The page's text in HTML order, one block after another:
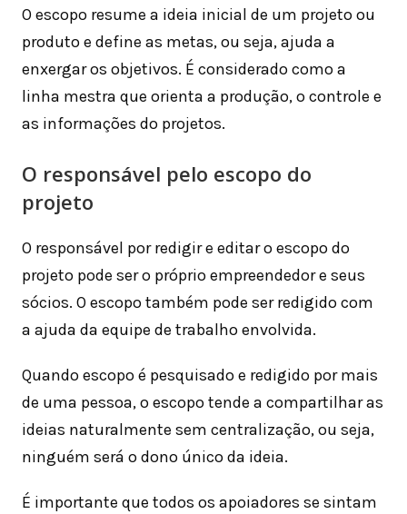
O escopo resume a ideia inicial de um projeto ou
produto e define as metas, ou seja, ajuda a
enxergar os objetivos. É considerado como a
linha mestra que orienta a produção, o controle e
as informações do projetos.
O responsável pelo escopo do
projeto
O responsável por redigir e editar o escopo do
projeto pode ser o próprio empreendedor e seus
sócios. O escopo também pode ser redigido com
a ajuda da equipe de trabalho envolvida.
Quando escopo é pesquisado e redigido por mais
de uma pessoa, o escopo tende a compartilhar as
ideias naturalmente sem centralização, ou seja,
ninguém será o dono único da ideia.
É importante que todos os apoiadores se sintam